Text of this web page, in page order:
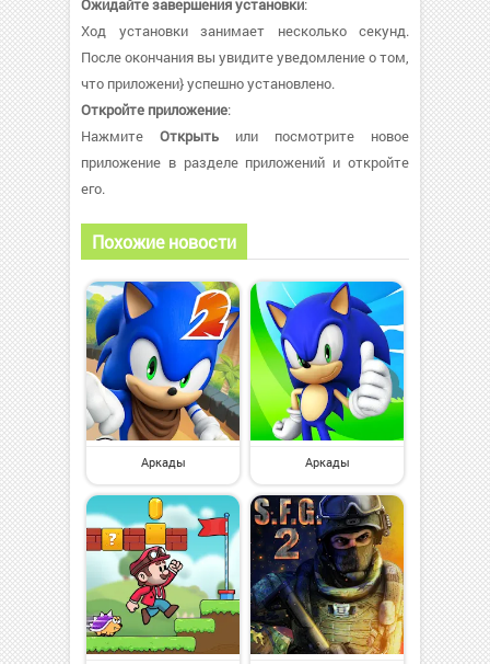
Ожидайте завершения установки:
Ход установки занимает несколько секунд.
После окончания вы увидите уведомление о том,
что приложени} успешно установлено.
Откройте приложение:
Нажмите Открыть или посмотрите новое
приложение в разделе приложений и откройте
его.
Похожие новости
Аркады Аркады